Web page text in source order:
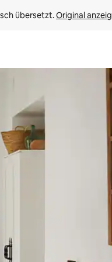
übersetzt. Original
die Ergebnisse